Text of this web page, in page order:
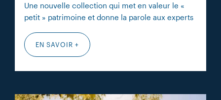
Une nouvelle collection qui met en valeur le «
petit » patrimoine et donne la parole aux experts
EN SAVOIR +